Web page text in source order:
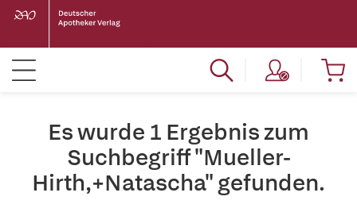
Es wurde 1 Ergebnis zum
Suchbegriff "Mueller-
Hirth,+Natascha" gefunden.